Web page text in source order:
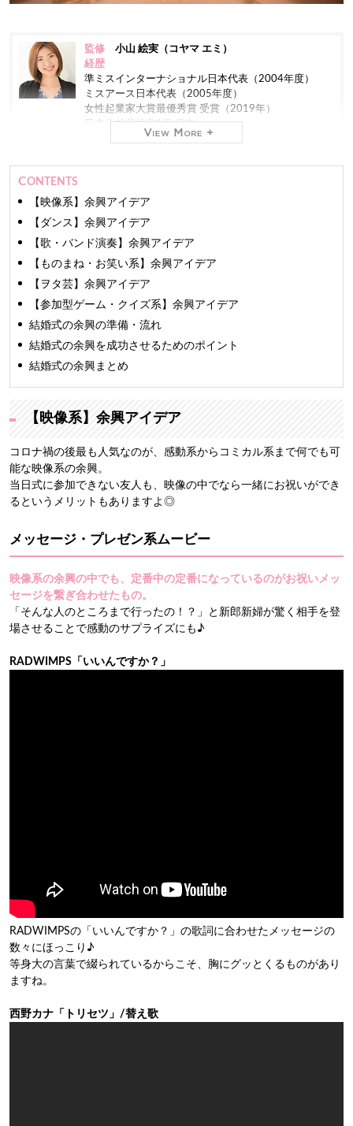
監修 小山 絵実（コヤマ エミ）
経歴
準ミスインターナショナル日本代表（2004年度）
ミスアース日本代表（2005年度）
女性起業家大賞最優秀賞 受賞（2019年）
日本化粧品検定1級 保有
株式会社ミスコンシャス 代表取締役社長（2012年
業界最大級のインターネット専門
ファッションモデルやアパレルバイヤーの経験もあ
り、おしゃれコンシャスでは主に商品の仕入れを担
TV、新聞をはじめとする100を超えるメディアに出演
しています。
長年の経験と培った専門知識をもとに、信頼できるマ
ナー・ファッション・美の情報をお届けします。
CONTENTS
【映像系】余興アイデア
【ダンス】余興アイデア
【歌・バンド演奏】余興アイデア
【ものまね・お笑い系】余興アイデア
【ヲタ芸】余興アイデア
【参加型ゲーム・クイズ系】余興アイデア
結婚式の余興の準備・流れ
結婚式の余興を成功させるためのポイント
結婚式の余興まとめ
【映像系】余興アイデア
コロナ禍の後最も人気なのが、感動系からコミカル系まで何でも可
能な映像系の余興。
当日式に参加できない友人も、映像の中でなら一緒にお祝いができ
るというメリットもありますよ◎
メッセージ・プレゼン系ムービー
映像系の余興の中でも、定番中の定番になっているのがお祝いメッ
セージを繋ぎ合わせたもの。
「そんな人のところまで行ったの！？」と新郎新婦が驚く相手を登
場させることで感動のサプライズにも♪
RADWIMPS「いいんですか？」
RADWIMPSの「いいんですか？」の歌詞に合わせたメッセージの
数々にほっこり♪
等身大の言葉で綴られているからこそ、胸にグッとくるものがあり
ますね。
西野カナ「トリセツ」/替え歌